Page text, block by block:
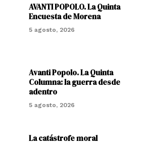
AVANTI POPOLO. La Quinta
Encuesta de Morena
5 agosto, 2026
Avanti Popolo. La Quinta
Columna: la guerra desde
adentro
5 agosto, 2026
La catástrofe moral